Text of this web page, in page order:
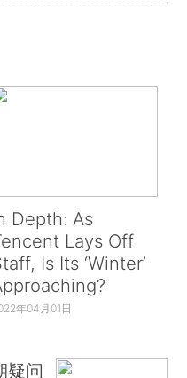
Depth: As
Lays Off
Is Its ‘Winter’
年04月01日
疑问